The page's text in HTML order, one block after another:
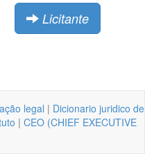
Licitante
legal | Dicionario juridico de
| CEO (CHIEF EXECUTIVE